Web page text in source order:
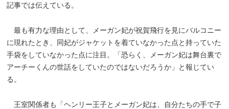
記事では伝えている。
最も有力な理由として、メーガン妃が祝賀飛行を見にバルコニー
に現れたとき、同妃がジャケットを着ていなかった点と持っていた
手袋をしていなかった点に注目。「恐らく、メーガン妃は舞台裏で
アーチーくんの世話をしていたのではないだろうか」と報じてい
る。
王室関係者も「ヘンリー王子とメーガン妃は、自分たちの手で子